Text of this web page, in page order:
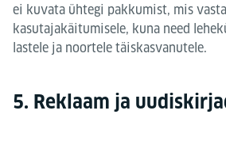
ei kuvata ühtegi pakkumist, mis
kasutajakäitumisele, kuna need
lastele ja noortele täiskasvanutele.
5. Reklaam ja